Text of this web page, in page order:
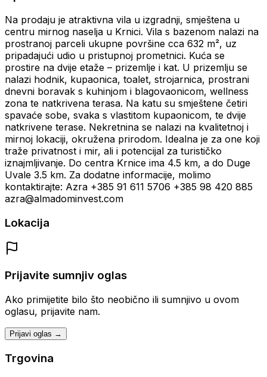
Na prodaju je atraktivna vila u izgradnji, smještena u
centru mirnog naselja u Krnici. Vila s bazenom nalazi na
prostranoj parceli ukupne površine cca 632 m², uz
pripadajući udio u pristupnoj prometnici. Kuća se
prostire na dvije etaže – prizemlje i kat. U prizemlju se
nalazi hodnik, kupaonica, toalet, strojarnica, prostrani
dnevni boravak s kuhinjom i blagovaonicom, wellness
zona te natkrivena terasa. Na katu su smještene četiri
spavaće sobe, svaka s vlastitom kupaonicom, te dvije
natkrivene terase. Nekretnina se nalazi na kvalitetnoj i
mirnoj lokaciji, okružena prirodom. Idealna je za one koji
traže privatnost i mir, ali i potencijal za turističko
iznajmljivanje. Do centra Krnice ima 4.5 km, a do Duge
Uvale 3.5 km. Za dodatne informacije, molimo
kontaktirajte: Azra +385 91 611 5706 +385 98 420 885
azra@almadominvest.com
Lokacija
Prijavite sumnjiv oglas
Ako primijetite bilo što neobično ili sumnjivo u ovom
oglasu, prijavite nam.
Prijavi oglas →
Trgovina